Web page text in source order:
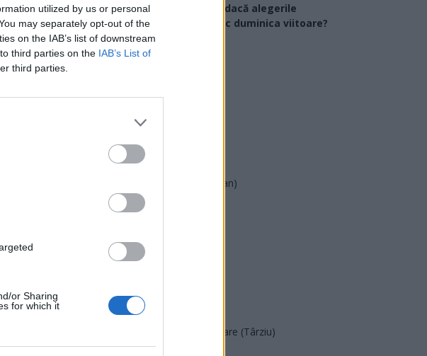
utilized by us or personal
may separately opt-out of the
on the IAB’s list of downstream
third parties on the IAB’s List of
third parties.
or Sharing
for which it
Ce partid ați vota dacă alegerile
parlamentare ar avea loc duminica viitoare?
USR
PSD
AUR
PMP (Tomac)
Forța Dreptei (L. Orban)
PNȚMM
SENS
PACE (Peia)
Acțiunea Conservatoare (Târziu)